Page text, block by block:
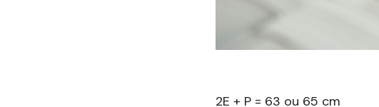
2E + P = 63 ou 65 cm